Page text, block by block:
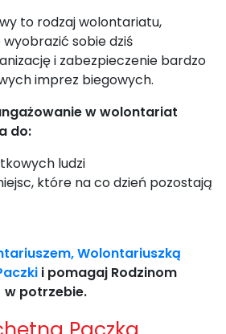
to rodzaj wolontariatu,
sobie dziś
i zabezpieczenie bardzo
imprez biegowych.
w wolontariat
do:
ludzi
które na co dzień pozostają
Wolontariuszką
i pomagaj Rodzinom
w potrzebie.